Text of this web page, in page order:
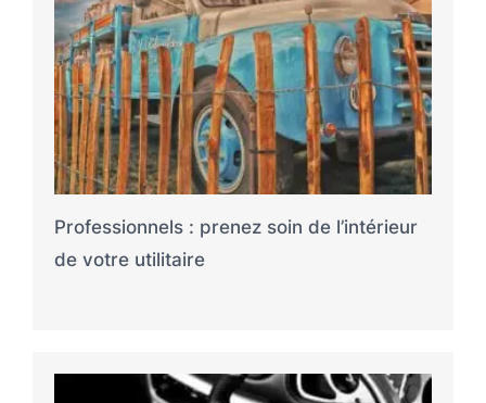
Professionnels : prenez soin de l’intérieur
de votre utilitaire